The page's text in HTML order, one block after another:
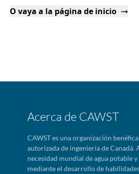
O vaya a la página de inicio
Acerca de CAWST
CAWST es una organización
autorizada de ingeniería de Canadá.
necesidad mundial de agua potable
mediante el desarrollo de